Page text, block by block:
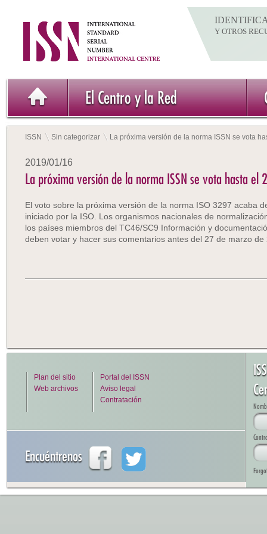
Y OTROS
El Centro y la Red
ISSN Sin categorizar La próxima versión de la norma ISSN se vota
2019/01/16
La próxima versión de la norma ISSN se vota hasta
El voto sobre la próxima versión de la norma ISO 3297 acaba
iniciado por la ISO. Los organismos nacionales de
los países miembros del TC46/SC9 Información y
deben votar y hacer sus comentarios antes del 27 de marzo de
Plan del sitio
Web archivos
Portal del ISSN
Aviso legal
Contratación
Encuéntrenos